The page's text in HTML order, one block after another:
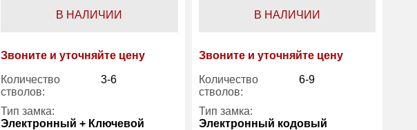
В НАЛИЧИИ
Звоните и уточняйте цену
Количество
стволов:
3-6
Тип замка:
Электронный + Ключевой
В НАЛИЧИИ
Звоните и уточняйте цену
Количество
стволов:
6-9
Тип замка:
Электронный кодовый